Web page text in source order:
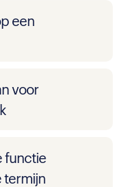
een
voor
functie
termijn